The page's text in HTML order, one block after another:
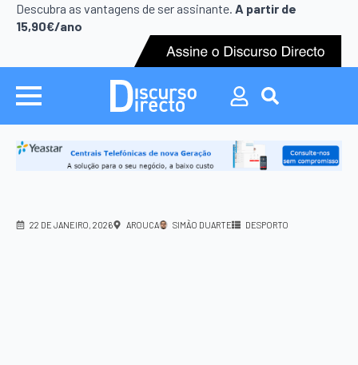
Descubra as vantagens de ser assinante. A partir de
15,90€/ano
Search
for:
Search
22 DE JANEIRO, 2026 AROUCA SIMÃO DUARTE DESPORTO